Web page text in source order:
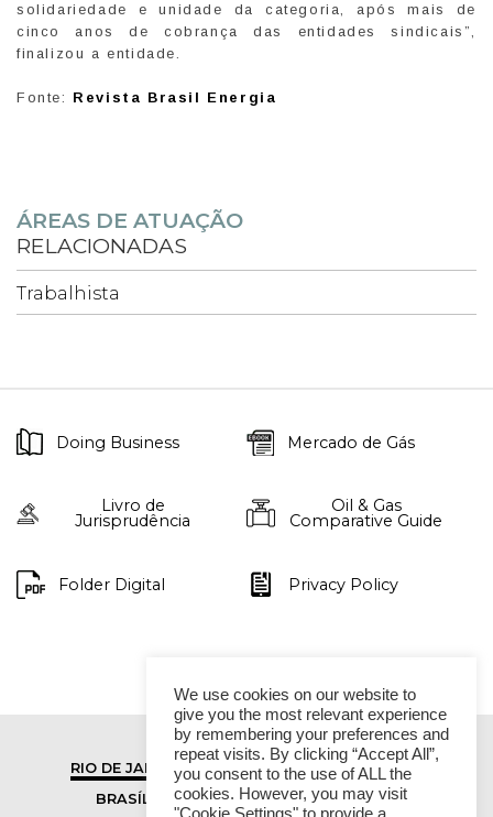
solidariedade e unidade da categoria, após mais de
cinco anos de cobrança das entidades sindicais”,
finalizou a entidade.
Fonte: Revista Brasil Energia
ÁREAS DE ATUAÇÃO
RELACIONADAS
Trabalhista
Doing Business Mercado de Gás
Livro de
Jurisprudência
Oil & Gas
Comparative Guide
Folder Digital Privacy Policy
RIO DE JANEIRO
SÃO PAULO
BRASÍLIA
VITÓRIA
We use cookies on our website to
give you the most relevant experience
by remembering your preferences and
repeat visits. By clicking “Accept All”,
you consent to the use of ALL the
cookies. However, you may visit